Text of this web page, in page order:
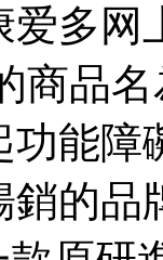
爱多
商品
能障
的品